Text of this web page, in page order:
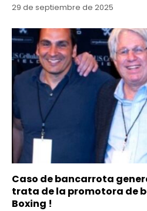
29 de septiembre de 2025
Caso de bancarrota
trata de la promotora de
Boxing !